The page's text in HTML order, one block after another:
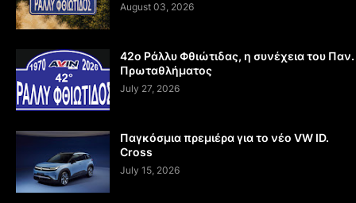
August 03, 2026
42ο Ράλλυ Φθιώτιδας, η συνέχεια του Παν.
Πρωταθλήματος
July 27, 2026
Παγκόσμια πρεμιέρα για το νέο VW ID.
Cross
July 15, 2026